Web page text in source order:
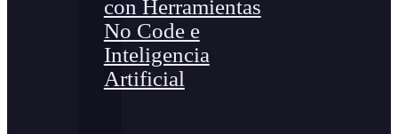
con Herramientas
No Code e
Inteligencia
Artificial